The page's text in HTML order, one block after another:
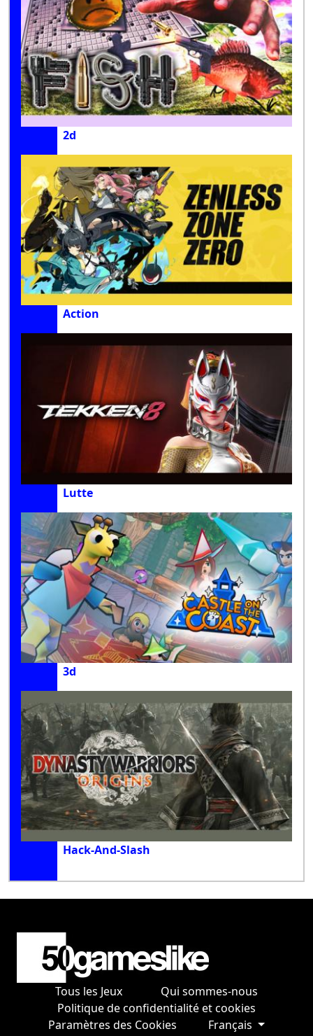
2d
Action
Lutte
3d
Hack-And-Slash
Tous les Jeux
Qui sommes-nous
Politique de confidentialité et cookies
Paramètres des Cookies
Français